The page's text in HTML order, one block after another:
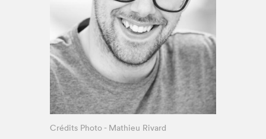
Crédits Photo - Mathieu Rivard